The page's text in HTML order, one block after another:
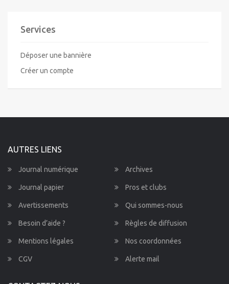
Services
Déposer une bannière
Créer un compte
AUTRES LIENS
Journal numérique Archives
Journal papier Pros et clubs
Avertissements Qui sommes-nous
Besoin d’aide ? Règles de diffusion
Mentions légales Nos coordonnées
CGV Alerte mail